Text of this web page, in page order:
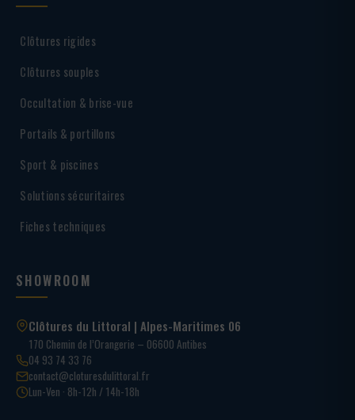
Clôtures rigides
Clôtures souples
Occultation & brise-vue
Portails & portillons
Sport & piscines
Solutions sécuritaires
Fiches techniques
SHOWROOM
Clôtures du Littoral | Alpes-Maritimes 06
170 Chemin de l’Orangerie – 06600 Antibes
04 93 74 33 76
contact@cloturesdulittoral.fr
Lun-Ven · 8h-12h / 14h-18h